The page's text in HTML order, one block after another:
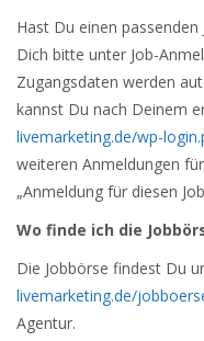
Hast Du einen
Dich bitte unter Job-
Zugangsdaten werden
kannst Du nach Deinem
livemarketing.de/wp-
weiteren Anmeldungen
„Anmeldung für diesen
Wo finde ich die
Die Jobbörse findest Du
livemarketing.de/
Agentur.